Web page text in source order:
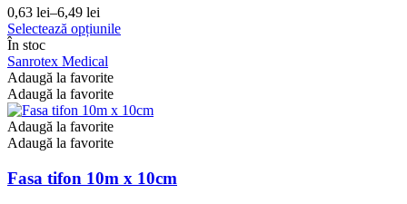
0,63 lei–6,49 lei
Interval
de
prețuri:
0,63 lei
până
la
6,49 lei
Selectează opțiunileAcest
variații.
alese
În stoc
Sanrotex Medical
Adaugă la favorite
Adaugă la favorite
Adaugă la favorite
Adaugă la favorite
Fasa tifon 10m x 10cm